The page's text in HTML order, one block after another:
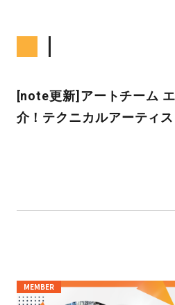
[note更新]アートチーム
介！テクニカルアーティス
MEMBER